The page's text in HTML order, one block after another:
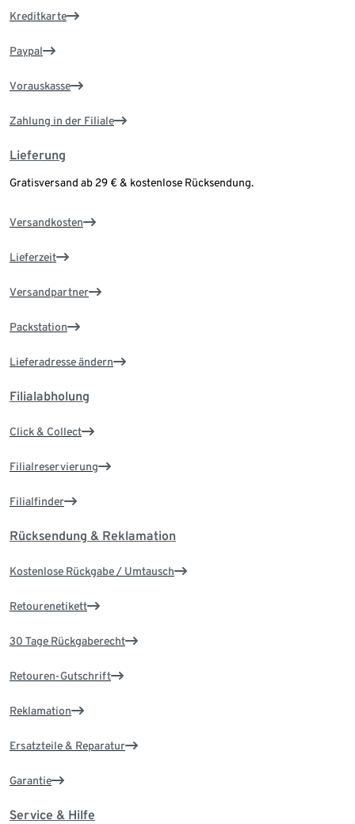
Kreditkarte
Paypal
Vorauskasse
Zahlung in der Filiale
Lieferung
Gratisversand ab 29 € & kostenlose Rücksendung.
Versandkosten
Lieferzeit
Versandpartner
Packstation
Lieferadresse ändern
Filialabholung
Click & Collect
Filialreservierung
Filialfinder
Rücksendung & Reklamation
Kostenlose Rückgabe / Umtausch
Retourenetikett
30 Tage Rückgaberecht
Retouren-Gutschrift
Reklamation
Ersatzteile & Reparatur
Garantie
Service & Hilfe